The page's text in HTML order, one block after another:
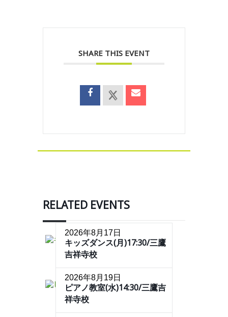
SHARE THIS EVENT
RELATED EVENTS
2026年8月17日
キッズダンス(月)17:30/三鷹
吉祥寺校
2026年8月19日
ピアノ教室(水)14:30/三鷹吉
祥寺校